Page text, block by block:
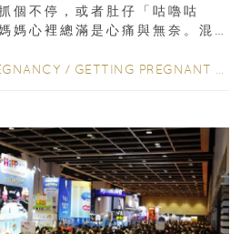
個不停，或者肚仔「咕嚕咕
媽心裡總滿是心痛與無奈。混
/ GETTING PREGNANT